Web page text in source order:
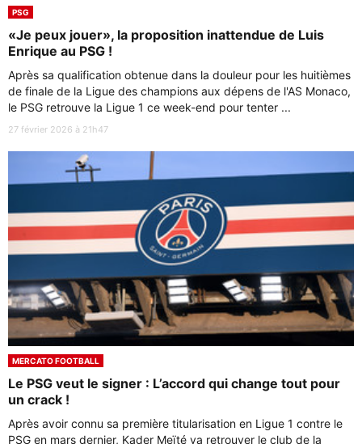
PSG
«Je peux jouer», la proposition inattendue de Luis
Enrique au PSG !
Après sa qualification obtenue dans la douleur pour les huitièmes
de finale de la Ligue des champions aux dépens de l'AS Monaco,
le PSG retrouve la Ligue 1 ce week-end pour tenter ...
27 février 2026 à 21h47
MERCATO FOOTBALL
Le PSG veut le signer : L’accord qui change tout pour
un crack !
Après avoir connu sa première titularisation en Ligue 1 contre le
PSG en mars dernier, Kader Meïté va retrouver le club de la